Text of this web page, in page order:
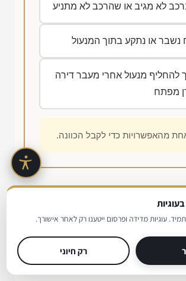
לא מגיב או שהרכב לא מתניע
או נתקע בתוך המנעול
להחליף מנעול אחרי מעבר דירה
מפתח
מהאפשרויות כדי לקבל הכוונה.
שמתקשרים
אפשר לראות איך נראית עבודת
ועל מנגנון רכב מקרוב. זה נותן מושג
עבודה מדויקת לבין ניסיון פתיחה
תמיד. עוגיות מדידה ופרסום ייטענו רק לאחר אישורך.
רק חיוני